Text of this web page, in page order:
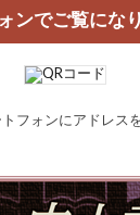
ンでご覧にな
フォンにアドレス